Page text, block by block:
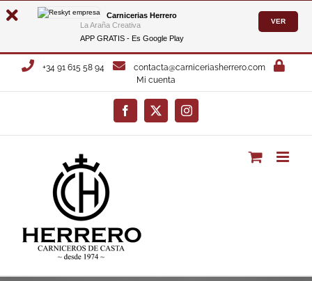
Carnicerias Herrero
La Araña Creativa
APP GRATIS - Es Google Play
VER
Saltar
+34 91 615 58 94
contacta@carniceriasherrero.com
Mi cuenta
Facebook
X Instagram